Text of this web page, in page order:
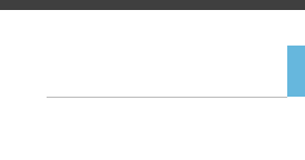
Onglets